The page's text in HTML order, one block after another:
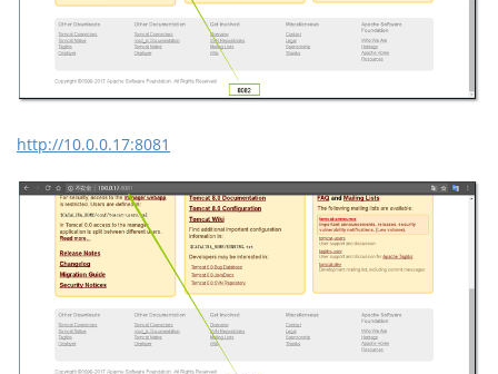
http://10.0.0.17:8081